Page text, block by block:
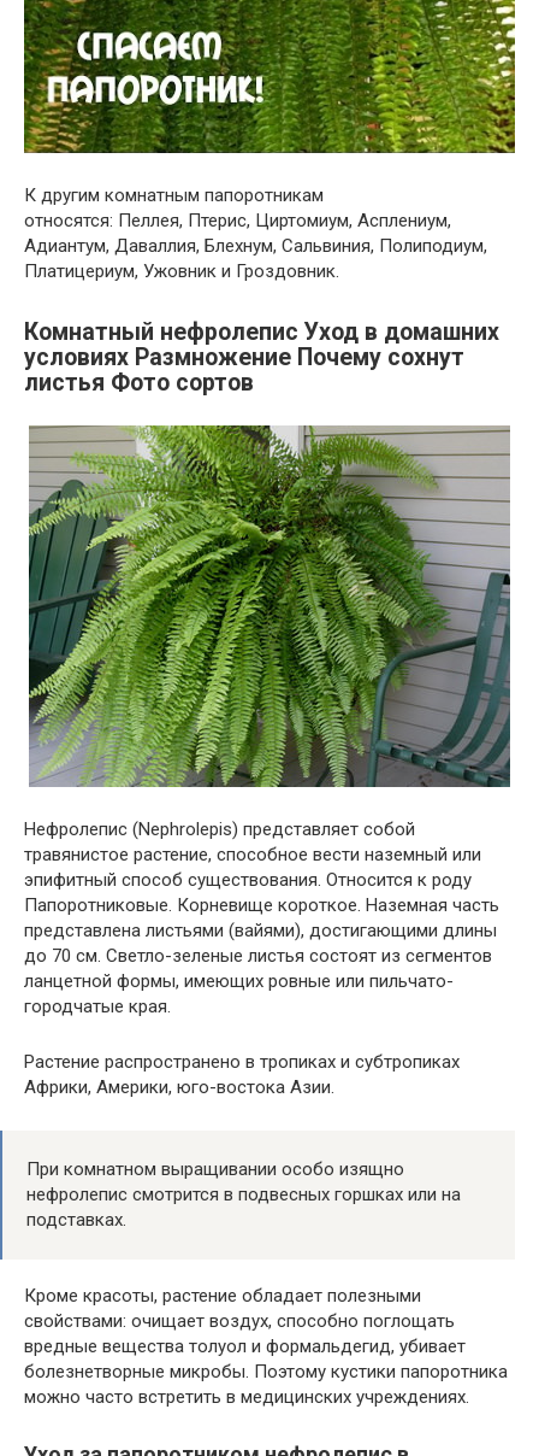
К другим комнатным папоротникам
относятся: Пеллея, Птерис, Циртомиум, Асплениум,
Адиантум, Даваллия, Блехнум, Сальвиния, Полиподиум,
Платицериум, Ужовник и Гроздовник.
Комнатный нефролепис Уход в домашних
условиях Размножение Почему сохнут
листья Фото сортов
Нефролепис (Nephrolepis) представляет собой
травянистое растение, способное вести наземный или
эпифитный способ существования. Относится к роду
Папоротниковые. Корневище короткое. Наземная часть
представлена листьями (вайями), достигающими длины
до 70 см. Светло-зеленые листья состоят из сегментов
ланцетной формы, имеющих ровные или пильчато-
городчатые края.
Растение распространено в тропиках и субтропиках
Африки, Америки, юго-востока Азии.
При комнатном выращивании особо изящно
нефролепис смотрится в подвесных горшках или на
подставках.
Кроме красоты, растение обладает полезными
свойствами: очищает воздух, способно поглощать
вредные вещества толуол и формальдегид, убивает
болезнетворные микробы. Поэтому кустики папоротника
можно часто встретить в медицинских учреждениях.